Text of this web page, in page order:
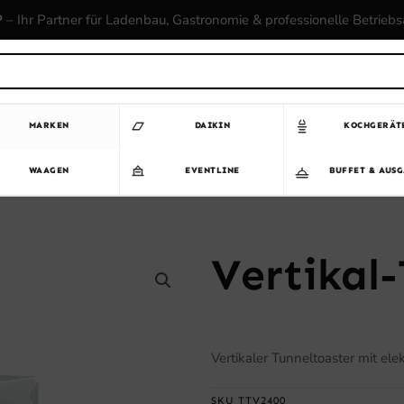
– Ihr Partner für Ladenbau, Gastronomie & professionelle
MARKEN DAIKIN
WAAGEN EVENTLINE BUFFET &
Vertikaler Tunneltoaster mit
SKU TTV2400